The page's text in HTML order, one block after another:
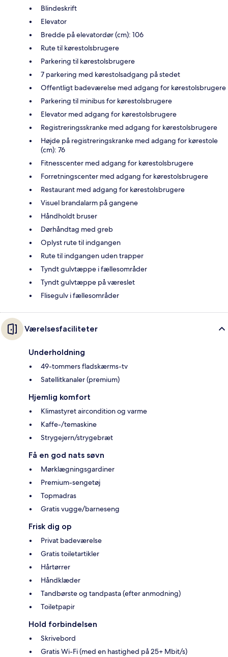
Blindeskrift
Elevator
Bredde på elevatordør (cm): 106
Rute til kørestolsbrugere
Parkering til kørestolsbrugere
7 parkering med kørestolsadgang på stedet
Offentligt badeværelse med adgang for kørestolsbrugere
Parkering til minibus for kørestolsbrugere
Elevator med adgang for kørestolsbrugere
Registreringsskranke med adgang for kørestolsbrugere
Højde på registreringskranke med adgang for kørestole
(cm): 76
Fitnesscenter med adgang for kørestolsbrugere
Forretningscenter med adgang for kørestolsbrugere
Restaurant med adgang for kørestolsbrugere
Visuel brandalarm på gangene
Håndholdt bruser
Dørhåndtag med greb
Oplyst rute til indgangen
Rute til indgangen uden trapper
Tyndt gulvtæppe i fællesområder
Tyndt gulvtæppe på væreslet
Flisegulv i fællesområder
Værelsesfaciliteter
Underholdning
49-tommers fladskærms-tv
Satellitkanaler (premium)
Hjemlig komfort
Klimastyret aircondition og varme
Kaffe-/temaskine
Strygejern/strygebræt
Få en god nats søvn
Mørklægningsgardiner
Premium-sengetøj
Topmadras
Gratis vugge/barneseng
Frisk dig op
Privat badeværelse
Gratis toiletartikler
Hårtørrer
Håndklæder
Tandbørste og tandpasta (efter anmodning)
Toiletpapir
Hold forbindelsen
Skrivebord
Gratis Wi-Fi (med en hastighed på 25+ Mbit/s)